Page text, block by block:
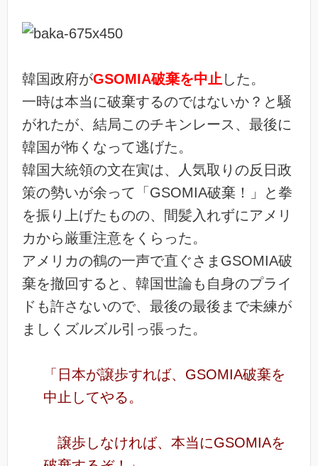
韓国政府がGSOMIA破棄を中止 した。
一時は本当に破棄するのではないか？と騒
がれたが、結局このチキンレース、最後に
韓国が怖くなって逃げた。
韓国大統領の文在寅は、人気取りの反日政
策の勢いが余って「GSOMIA破棄！」と拳
を振り上げたものの、間髪入れずにアメリ
カから厳重注意をくらった。
アメリカの鶴の一声で直ぐさまGSOMIA破
棄を撤回すると、韓国世論も自身のプライ
ドも許さないので、最後の最後まで未練が
ましくズルズル引っ張った。
「日本が譲歩すれば、GSOMIA破棄を
中止してやる。
譲歩しなければ、本当にGSOMIAを